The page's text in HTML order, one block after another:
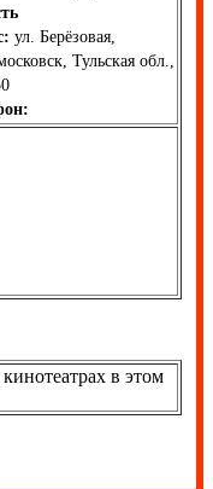
ул. Берёзовая,
Тульская обл.,
в этом